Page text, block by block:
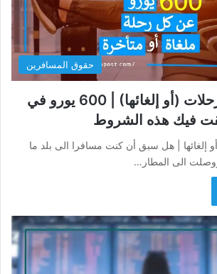
حقوق المسافرين
تعويض تأخير الرحلات (أو إلغائها) | 600 يورو في
فيك هذه الشروط
إلغائها | هل سبق أن كنت مسافرا الى بلد ما
الى المطار…